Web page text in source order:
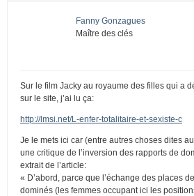
Fanny Gonzagues
Maître des clés
Sur le film Jacky au royaume des filles qui a
sur le site, j’ai lu ça:
http://lmsi.net/L-enfer-totalitaire-et-sexiste-c
Je le mets ici car (entre autres choses dites
une critique de l’inversion des rapports de
extrait de l’article:
« D’abord, parce que l’échange des places
dominés (les femmes occupant ici les